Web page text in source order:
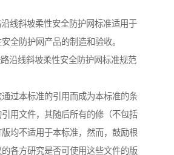
沿线斜坡柔性安全防护网标准适用于
全防护网产品的制造和验收。
沿线斜坡柔性安全防护网标准规范
通过本标准的引用而成为本标准的条
用文件，其随后所有的修（不包括
均不适用于本标准，然而，鼓励根
各方研究是否可使用这些文件的版